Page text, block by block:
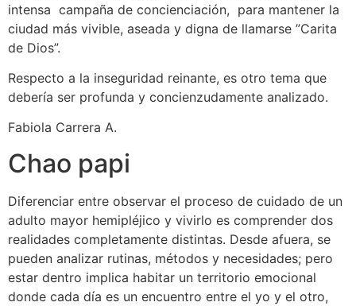
intensa campaña de concienciación, para mantener la
ciudad más vivible, aseada y digna de llamarse ”Carita
de Dios”.
Respecto a la inseguridad reinante, es otro tema que
debería ser profunda y concienzudamente analizado.
Fabiola Carrera A.
Chao papi
Diferenciar entre observar el proceso de cuidado de un
adulto mayor hemipléjico y vivirlo es comprender dos
realidades completamente distintas. Desde afuera, se
pueden analizar rutinas, métodos y necesidades; pero
estar dentro implica habitar un territorio emocional
donde cada día es un encuentro entre el yo y el otro,